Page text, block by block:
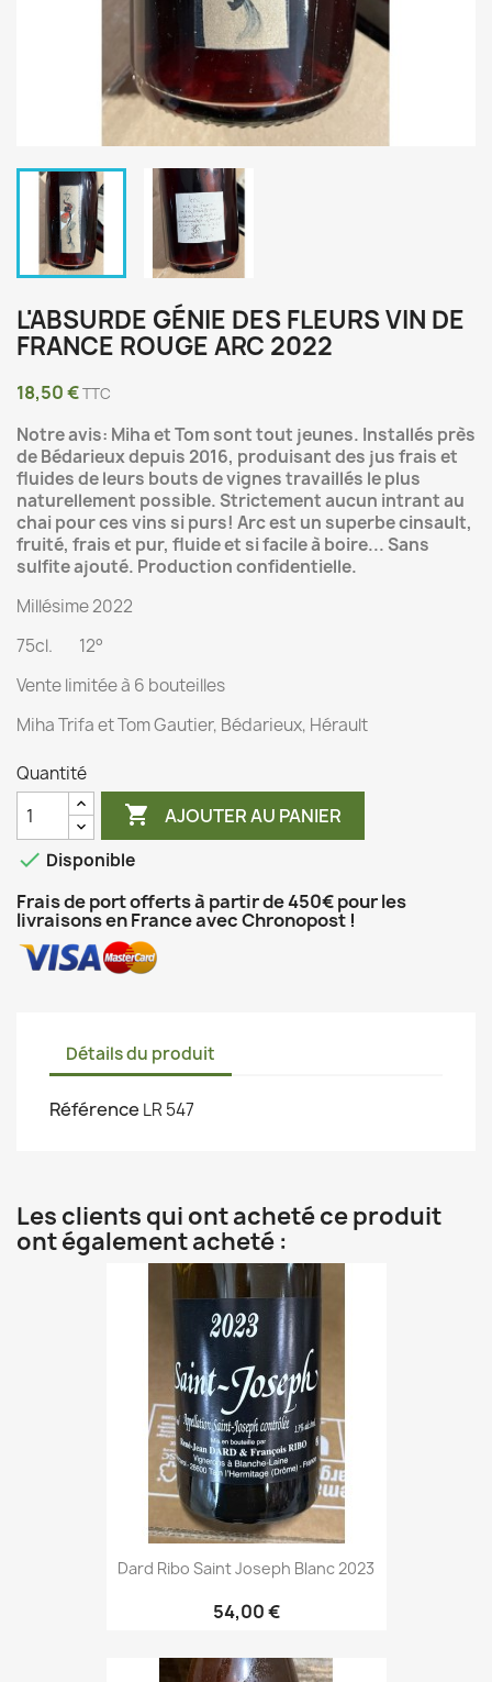
L'ABSURDE GÉNIE DES FLEURS VIN DE
FRANCE ROUGE ARC 2022
18,50 €TTC
Notre avis: Miha et Tom sont tout jeunes. Installés près
de Bédarieux depuis 2016, produisant des jus frais et
fluides de leurs bouts de vignes travaillés le plus
naturellement possible. Strictement aucun intrant au
chai pour ces vins si purs! Arc est un superbe cinsault,
fruité, frais et pur, fluide et si facile à boire... Sans
sulfite ajouté. Production confidentielle.
Millésime 2022
75cl. 12°
Vente limitée à 6 bouteilles
Miha Trifa et Tom Gautier, Bédarieux, Hérault
Quantité
 AJOUTER AU PANIER
 Disponible
Frais de port offerts à partir de 450€ pour les
livraisons en France avec Chronopost !
Détails du produit
Référence LR 547
Les clients qui ont acheté ce produit
ont également acheté :
Dard Ribo Saint Joseph Blanc 2023
54,00 €